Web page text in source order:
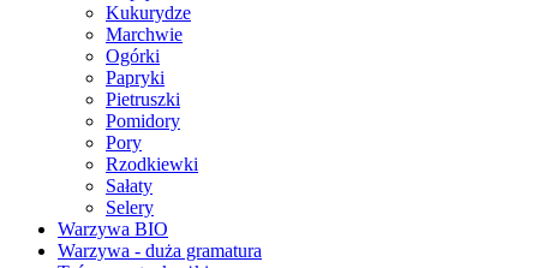
Kukurydze
Marchwie
Ogórki
Papryki
Pietruszki
Pomidory
Pory
Rzodkiewki
Sałaty
Selery
Warzywa BIO
Warzywa - duża gramatura